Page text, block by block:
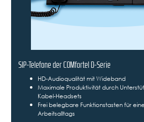
SIP-Telefone der COMfortel D-Serie
HD-Audioqualität mit Wideband
Maximale Produktivität durch
Kabel-Headsets
Frei belegbare Funktionstasten für
Arbeitsalltags